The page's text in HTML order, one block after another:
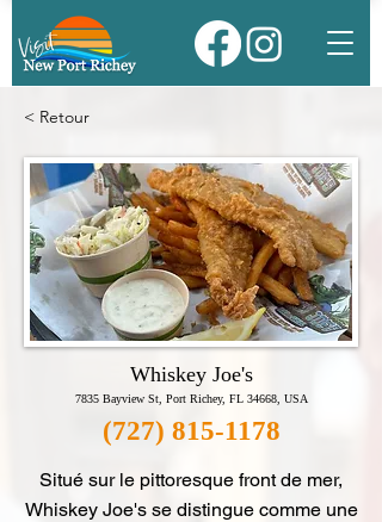
< Retour
Whiskey Joe's
7835 Bayview St, Port Richey, FL 34668, USA
(727) 815-1178
Situé sur le pittoresque front de mer,
Whiskey Joe's se distingue comme une